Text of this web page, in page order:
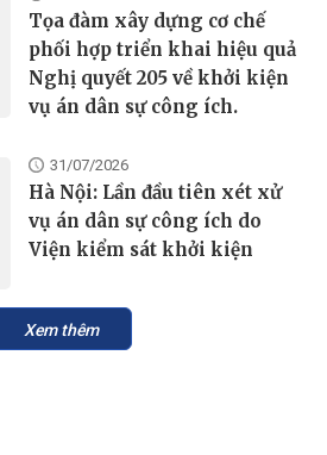
Tọa đàm xây dựng cơ chế
phối hợp triển khai hiệu quả
Nghị quyết 205 về khởi kiện
vụ án dân sự công ích.
31/07/2026
Hà Nội: Lần đầu tiên xét xử
vụ án dân sự công ích do
Viện kiểm sát khởi kiện
Xem thêm